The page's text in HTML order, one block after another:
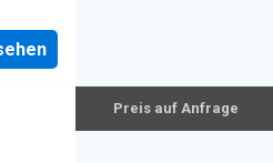
Preis auf Anfrage